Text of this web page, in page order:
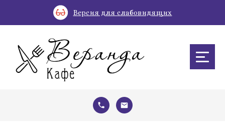
Версия для слабовидящих